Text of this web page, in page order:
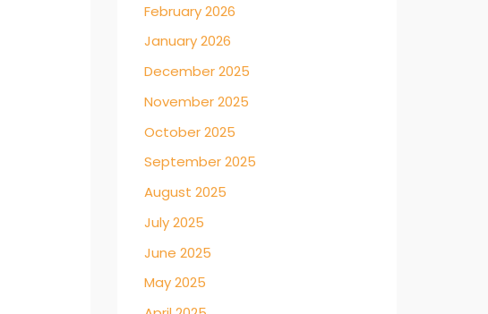
February 2026
January 2026
December 2025
November 2025
October 2025
September 2025
August 2025
July 2025
June 2025
May 2025